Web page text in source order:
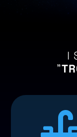
I
"